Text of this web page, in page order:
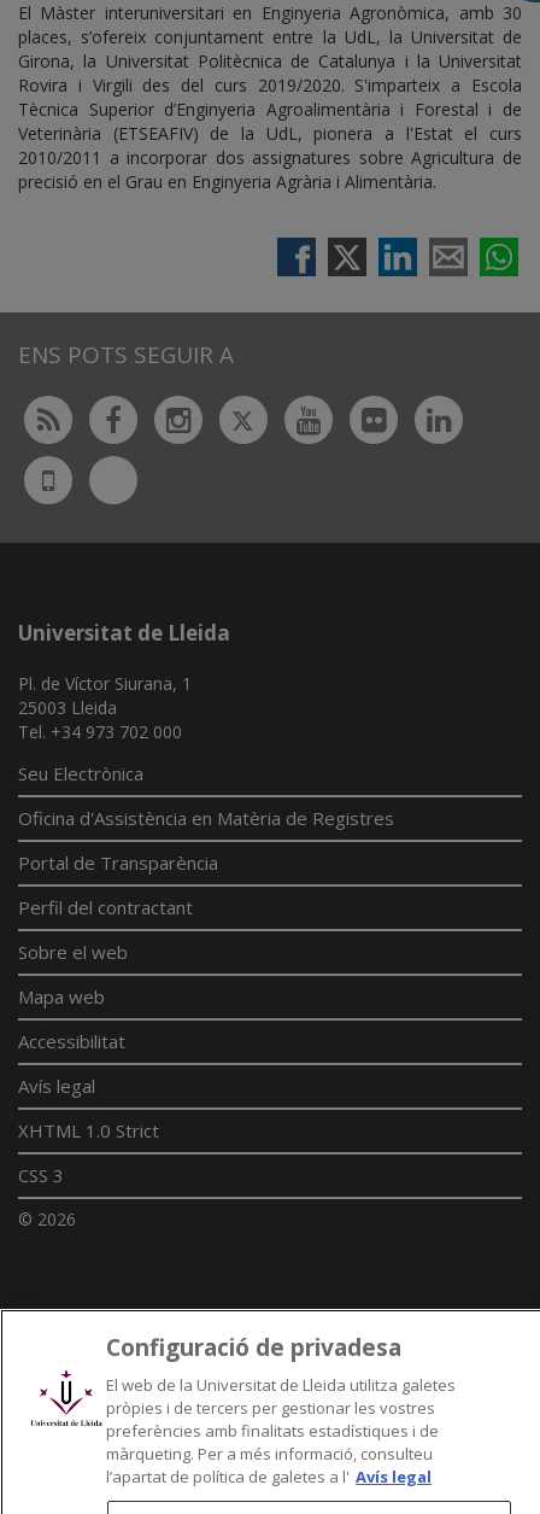
El Màster interuniversitari en Enginyeria Agronòmica, amb 30
places, s’ofereix conjuntament entre la UdL, la Universitat de
Girona, la Universitat Politècnica de Catalunya i la Universitat
Rovira i Virgili des del curs 2019/2020. S'imparteix a Escola
Tècnica Superior d’Enginyeria Agroalimentària i Forestal i de
Veterinària (ETSEAFIV) de la UdL, pionera a l'Estat el curs
2010/2011 a incorporar dos assignatures sobre Agricultura de
precisió en el Grau en Enginyeria Agrària i Alimentària.
ENS POTS SEGUIR A
Rss FacebookInstagram
TwitterYoutubeFlickr
UdL
App
Bluesky
Universitat de Lleida
Pl. de Víctor Siurana, 1
25003 Lleida
Tel. +34 973 702 000
Seu Electrònica
Oficina d'Assistència en Matèria de Registres
Portal de Transparència
Perfil del contractant
Sobre el web
Mapa web
Accessibilitat
Avís legal
XHTML 1.0 Strict
CSS 3
© 2026
Enllaços UdL
Xarxes universitàries
Configuració de privadesa
El web de la Universitat de Lleida utilitza galetes
pròpies i de tercers per gestionar les vostres
preferències amb finalitats estadístiques i de
màrqueting. Per a més informació, consulteu
l’apartat de política de galetes a l' Avís legal